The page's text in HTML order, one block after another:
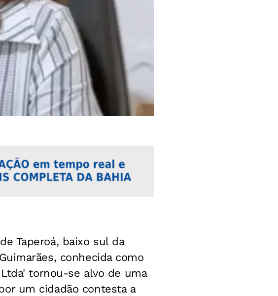
Taperoá, baixo sul da
conhecida como
tornou-se alvo de uma
um cidadão contesta a